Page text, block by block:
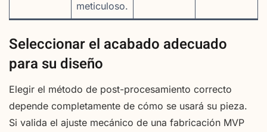
meticuloso.
Seleccionar el acabado adecuado
para su diseño
Elegir el método de post-procesamiento correcto
depende completamente de cómo se usará su pieza.
Si valida el ajuste mecánico de una fabricación MVP